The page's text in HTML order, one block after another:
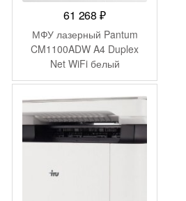
61 268₽
МФУ лазерный Pantum
CM1100ADW A4 Duplex
Net WiFi белый